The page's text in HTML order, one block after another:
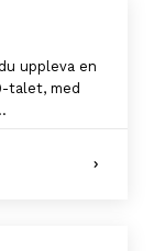
uppleva en
talet, med